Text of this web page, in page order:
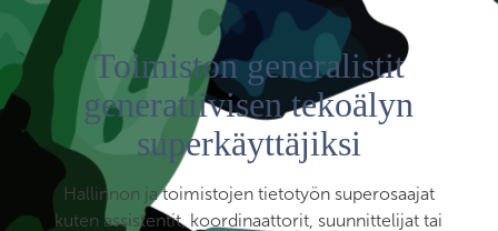
Toimiston generalistit
generatiivisen tekoälyn
superkäyttäjiksi
Hallinnon ja toimistojen tietotyön superosaajat
kuten assistentit, koordinaattorit, suunnittelijat tai